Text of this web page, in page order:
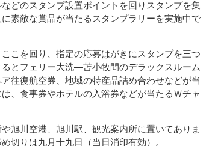
どのスタンプ設置ポイントを回りスタンプを集
素敵な賞品が当たるスタンプラリーを実施中で
こを回り、指定の応募はがきにスタンプを三つ
とフェリー大洗―苫小牧間のデラックスルーム
往復航空券、地域の特産品詰め合わせなどが当
、食事券やホテルの入浴券などが当たるＷチャ
旭川空港、旭川駅、観光案内所に置いてありま
切りは九月十九日（当日消印有効）。